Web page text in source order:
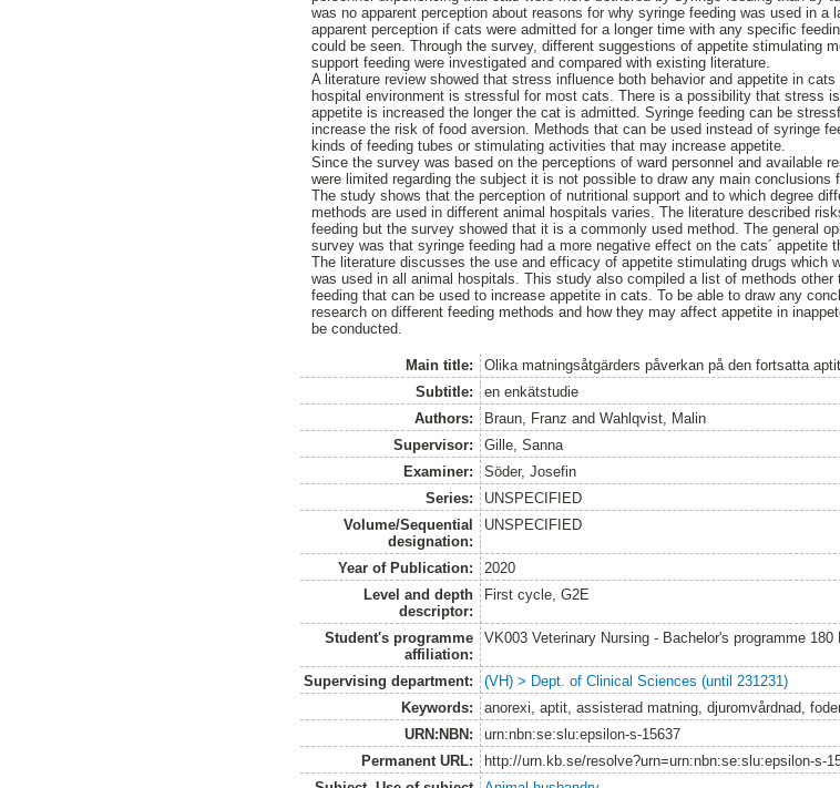
was no apparent perception about reasons for why syringe feeding was used in a
apparent perception if cats were admitted for a longer time with any specific
could be seen. Through the survey, different suggestions of appetite stimulating
support feeding were investigated and compared with existing literature.
A literature review showed that stress influence both behavior and appetite in cats
hospital environment is stressful for most cats. There is a possibility that stress
appetite is increased the longer the cat is admitted. Syringe feeding can be
increase the risk of food aversion. Methods that can be used instead of syringe
kinds of feeding tubes or stimulating activities that may increase appetite.
Since the survey was based on the perceptions of ward personnel and available
were limited regarding the subject it is not possible to draw any main conclusions
The study shows that the perception of nutritional support and to which degree
methods are used in different animal hospitals varies. The literature described
feeding but the survey showed that it is a commonly used method. The general
survey was that syringe feeding had a more negative effect on the cats´ appetite
The literature discusses the use and efficacy of appetite stimulating drugs which
was used in all animal hospitals. This study also compiled a list of methods other
feeding that can be used to increase appetite in cats. To be able to draw any
research on different feeding methods and how they may affect appetite in
be conducted.
Main title:
Olika matningsåtgärders påverkan på den fortsatta
Subtitle:
en enkätstudie
Authors:
Braun, Franz and Wahlqvist, Malin
Supervisor:
Gille, Sanna
Examiner:
Söder, Josefin
Series:
UNSPECIFIED
Volume/Sequential
designation:
UNSPECIFIED
Year of Publication:
2020
Level and depth
descriptor:
First cycle, G2E
Student's programme
affiliation:
VK003 Veterinary Nursing - Bachelor's programme 180
Supervising department:
(VH) > Dept. of Clinical Sciences (until 231231)
Keywords:
anorexi, aptit, assisterad matning, djuromvårdnad,
URN:NBN:
urn:nbn:se:slu:epsilon-s-15637
Permanent URL:
http://urn.kb.se/resolve?urn=urn:nbn:se:slu:epsilon-s-